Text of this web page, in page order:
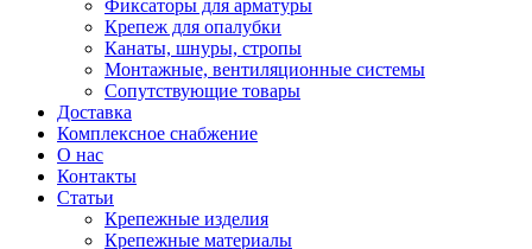
Фиксаторы для арматуры
Крепеж для опалубки
Канаты, шнуры, стропы
Монтажные, вентиляционные системы
Сопутствующие товары
Доставка
Комплексное снабжение
О нас
Контакты
Статьи
Крепежные изделия
Крепежные материалы